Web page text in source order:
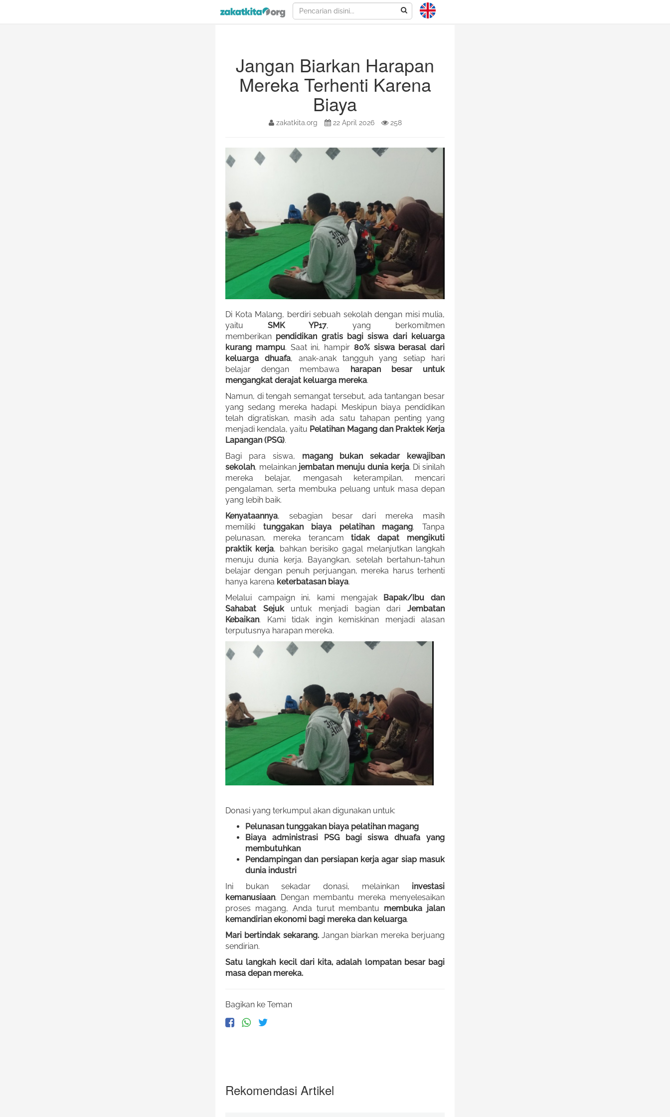
Jangan Biarkan Harapan
Mereka Terhenti Karena
Biaya
zakatkita.org 22 April 2026 258
Di Kota Malang, berdiri sebuah sekolah dengan misi mulia,
yaitu SMK YP17, yang berkomitmen
memberikan pendidikan gratis bagi siswa dari keluarga
kurang mampu. Saat ini, hampir 80% siswa berasal dari
keluarga dhuafa, anak-anak tangguh yang setiap hari
belajar dengan membawa
harapan besar untuk
mengangkat derajat keluarga mereka.
Namun, di tengah semangat tersebut, ada tantangan besar
yang sedang mereka hadapi. Meskipun biaya pendidikan
telah digratiskan, masih ada satu tahapan penting yang
menjadi kendala, yaitu Pelatihan Magang dan Praktek Kerja
Lapangan (PSG).
Bagi para siswa, magang bukan sekadar kewajiban
sekolah, melainkan jembatan menuju dunia kerja. Di sinilah
mereka belajar, mengasah keterampilan, mencari
pengalaman, serta membuka peluang untuk masa depan
yang lebih baik.
Kenyataannya, sebagian besar dari mereka masih
memiliki tunggakan biaya pelatihan magang. Tanpa
pelunasan, mereka terancamtidak dapat mengikuti
praktik kerja, bahkan berisiko gagal melanjutkan langkah
menuju dunia kerja. Bayangkan, setelah bertahun-tahun
belajar dengan penuh perjuangan, mereka harus terhenti
hanya karena keterbatasan biaya.
Melalui campaign ini, kami mengajak
Bapak/Ibu dan
Sahabat Sejukuntuk menjadi bagian dariJembatan
Kebaikan. Kami tidak ingin kemiskinan menjadi alasan
terputusnya harapan mereka.
Donasi yang terkumpul akan digunakan untuk:
Pelunasan tunggakan biaya pelatihan magang
Biaya administrasi PSG bagi siswa dhuafa yang
membutuhkan
Pendampingan dan persiapan kerja agar siap masuk
dunia industri
Ini bukan sekadar donasi, melainkan investasi
kemanusiaan. Dengan membantu mereka menyelesaikan
proses magang, Anda turut membantu membuka jalan
kemandirian ekonomi bagi mereka dan keluarga.
Mari bertindak sekarang.Jangan biarkan mereka berjuang
sendirian.
Satu langkah kecil dari kita, adalah lompatan besar bagi
masa depan mereka.
Bagikan ke Teman
Rekomendasi Artikel